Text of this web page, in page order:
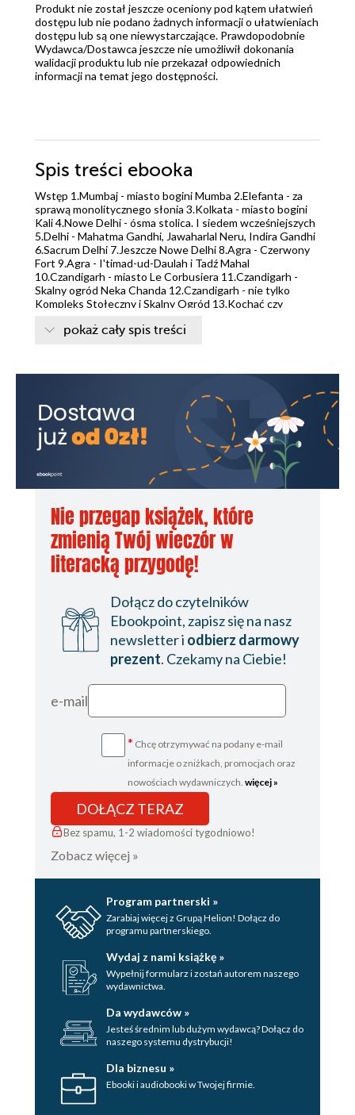
Produkt nie został jeszcze oceniony pod kątem ułatwień
dostępu lub nie podano żadnych informacji o ułatwieniach
dostępu lub są one niewystarczające. Prawdopodobnie
Wydawca/Dostawca jeszcze nie umożliwił dokonania
walidacji produktu lub nie przekazał odpowiednich
informacji na temat jego dostępności.
Spis treści ebooka
Wstęp 1.Mumbaj - miasto bogini Mumba 2.Elefanta - za
sprawą monolitycznego słonia 3.Kolkata - miasto bogini
Kali 4.Nowe Delhi - ósma stolica. I siedem wcześniejszych
5.Delhi - Mahatma Gandhi, Jawaharlal Neru, Indira Gandhi
6.Sacrum Delhi 7.Jeszcze Nowe Delhi 8.Agra - Czerwony
Fort 9.Agra - I'timad-ud-Daulah i Tadź Mahal
10.Czandigarh - miasto Le Corbusiera 11.Czandigarh -
Skalny ogród Neka Chanda 12.Czandigarh - nie tylko
Kompleks Stołeczny i Skalny Ogród 13.Kochać czy
pokaż cały spis treści
Nie przegap książek, które
zmienią Twój wieczór w
literacką przygodę!
Dołącz do czytelników
Ebookpoint, zapisz się na nasz
newsletter i odbierz darmowy
prezent. Czekamy na Ciebie!
e-mail
* Chcę otrzymywać na podany e-mail
informacje o zniżkach, promocjach oraz
nowościach wydawniczych. więcej »
DOŁĄCZ TERAZ
Bez spamu, 1-2 wiadomości tygodniowo!
Zobacz więcej »
Program partnerski »
Zarabiaj więcej z Grupą Helion! Dołącz do
programu partnerskiego.
Wydaj z nami książkę »
Wypełnij formularz i zostań autorem naszego
wydawnictwa.
Da wydawców »
Jesteś średnim lub dużym wydawcą? Dołącz do
naszego systemu dystrybucji!
Dla biznesu »
Ebooki i audiobooki w Twojej firmie.